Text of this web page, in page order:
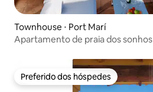
Townhouse ⋅ Port Marí
Apartamento de praia dos sonhos
Preferido dos hóspedes
Preferido dos hóspedes